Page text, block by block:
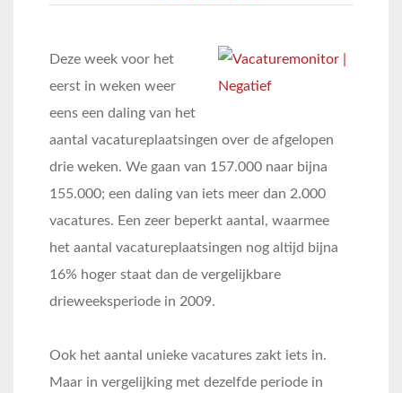
Deze week voor het
eerst in weken weer
eens een daling van het
aantal vacatureplaatsingen over de afgelopen
drie weken. We gaan van 157.000 naar bijna
155.000; een daling van iets meer dan 2.000
vacatures. Een zeer beperkt aantal, waarmee
het aantal vacatureplaatsingen nog altijd bijna
16% hoger staat dan de vergelijkbare
drieweeksperiode in 2009.
Ook het aantal unieke vacatures zakt iets in.
Maar in vergelijking met dezelfde periode in